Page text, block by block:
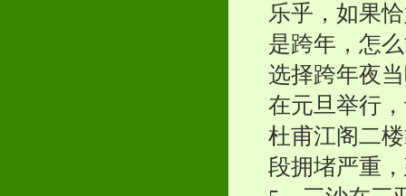
乐乎，如果
是跨年，怎
选择跨年夜
在元旦举行
杜甫江阁二
段拥堵严重